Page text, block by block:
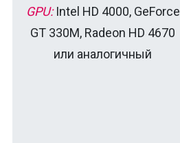
GPU:Intel HD 4000, GeForce
GT 330M, Radeon HD 4670
или аналогичный